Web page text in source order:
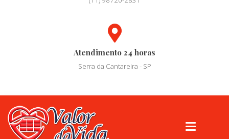
Atendimento 24 horas
Serra da Cantareira - SP